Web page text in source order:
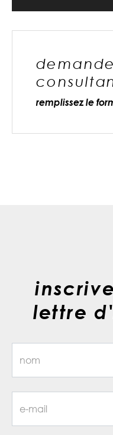
remplissez le
lettre